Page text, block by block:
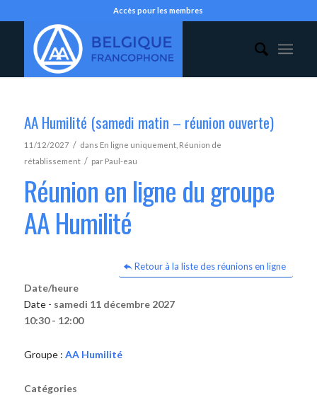
Accès pour les membres
AA Humilité (samedi matin – réunion ouverte)
11/12/2027 / dans En ligne uniquement, Réunion de
rétablissement / par Paul-eau
Réunion en ligne du groupe
AA Humilité
Retour à la liste des réunions en ligne
Date/heure
Date - samedi 11 décembre 2027
10:30 - 12:00
Groupe : AA Humilité
Catégories